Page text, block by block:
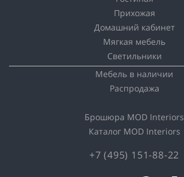
Прихожая
Домашний кабинет
Мягкая мебель
Светильники
Мебель в наличии
Распродажа
Брошюра MOD Interiors
Каталог MOD Interiors
+7 (495) 151-88-22